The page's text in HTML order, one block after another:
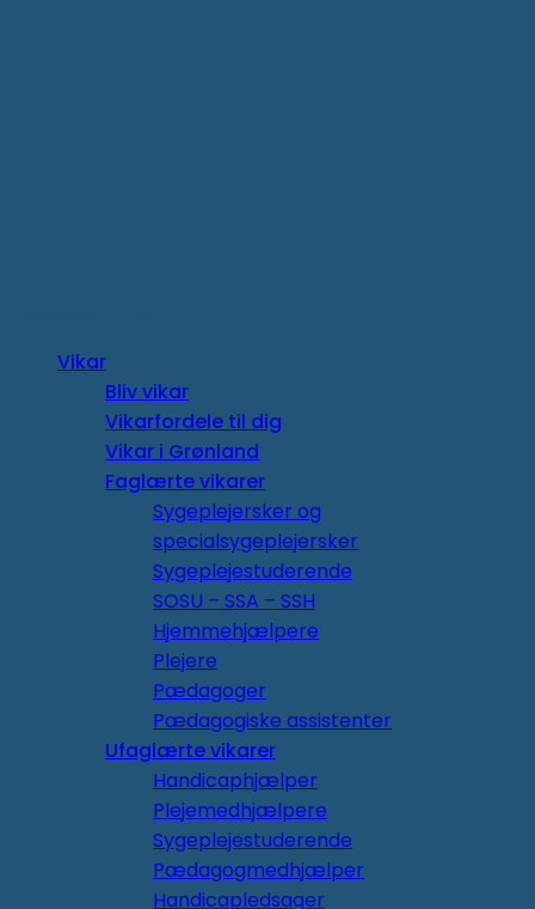
Vikar
Bliv vikar
Vikarfordele til dig
Vikar i Grønland
Faglærte vikarer
Sygeplejersker og
specialsygeplejersker
Sygeplejestuderende
SOSU – SSA – SSH
Hjemmehjælpere
Plejere
Pædagoger
Pædagogiske assistenter
Ufaglærte vikarer
Handicaphjælper
Plejemedhjælpere
Sygeplejestuderende
Pædagogmedhjælper
Handicapledsager